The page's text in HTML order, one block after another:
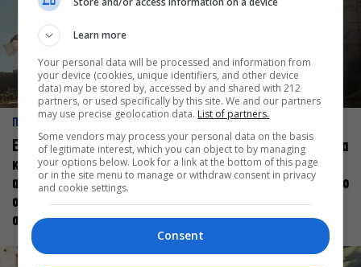
ΠΡΟΣΩΠΑ
Ελεάνα Ανδρεούδη: Κάθε
καλλιτέχνης όταν
ανεβαίνει στη σκηνή
οφείλει να αισθάνεται
σταρ
ΠΡΟΣΩΠΑ
Βαγγέλης Μπίκος: Έμαθα να
δίνω αξία στο ποιος είμαι
πάνω στη σκηνή και όχι στο
πως χορεύω
Learn more
Your personal data will be processed and information from
your device (cookies, unique identifiers, and other device
data) may be stored by, accessed by and shared with 212
partners, or used specifically by this site. We and our partners
may use precise geolocation data. List of partners.
Some vendors may process your personal data on the basis
of legitimate interest, which you can object to by managing
your options below. Look for a link at the bottom of this page
or in the site menu to manage or withdraw consent in privacy
and cookie settings.
Consent